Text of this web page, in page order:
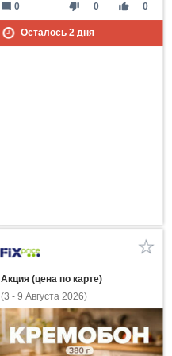
thumb_down 0 thumb_up 0
mode_comment 0
Осталось 2дня
Акция (цена по карте)
(3 - 9 Августа 2026)